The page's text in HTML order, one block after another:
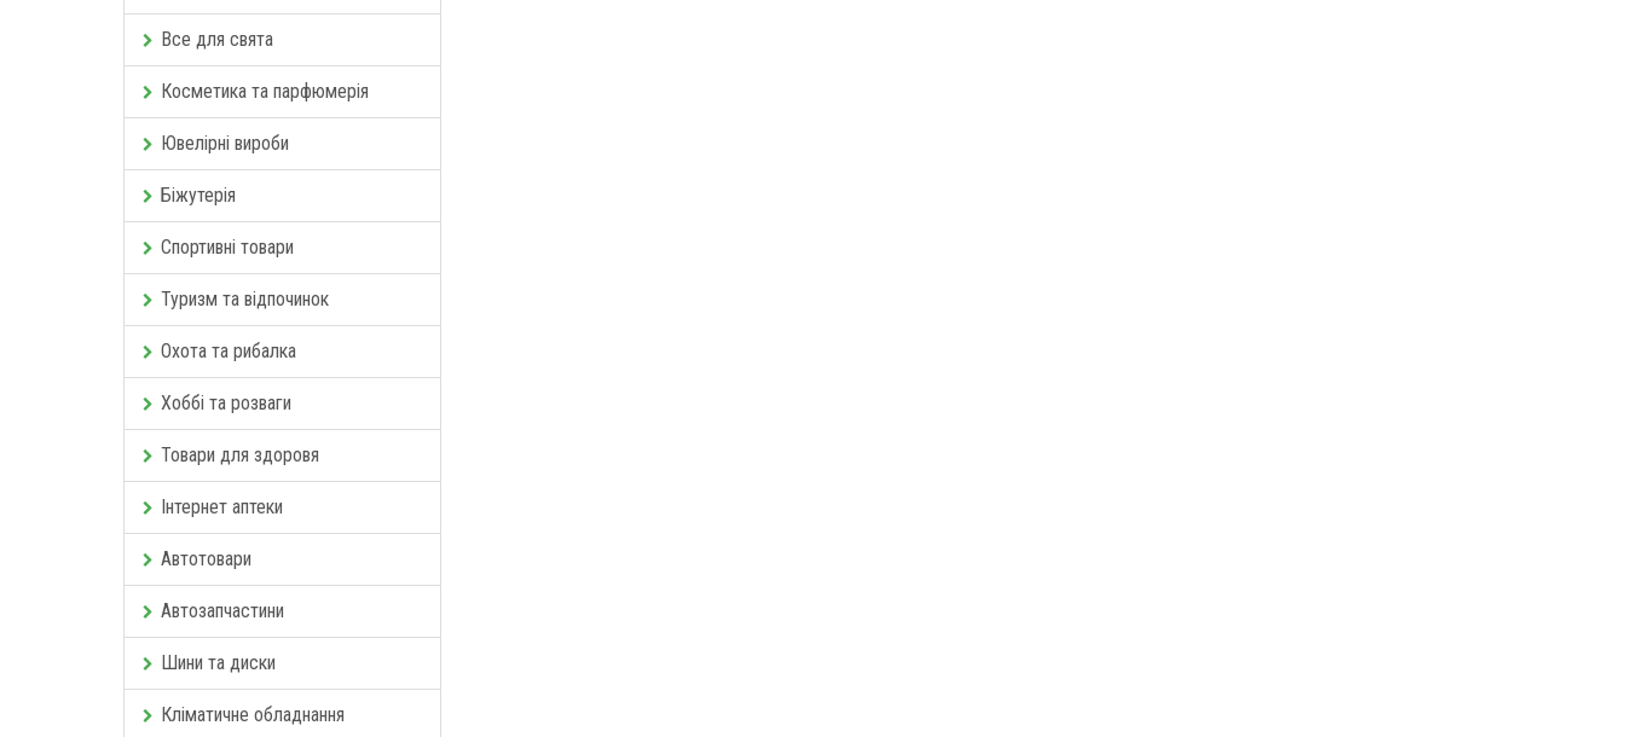
Все для свята
Косметика та парфюмерія
Ювелірні вироби
Біжутерія
Спортивні товари
Туризм та відпочинок
Охота та рибалка
Хоббі та розваги
Товари для здоровя
Інтернет аптеки
Автотовари
Автозапчастини
Шини та диски
Кліматичне обладнання